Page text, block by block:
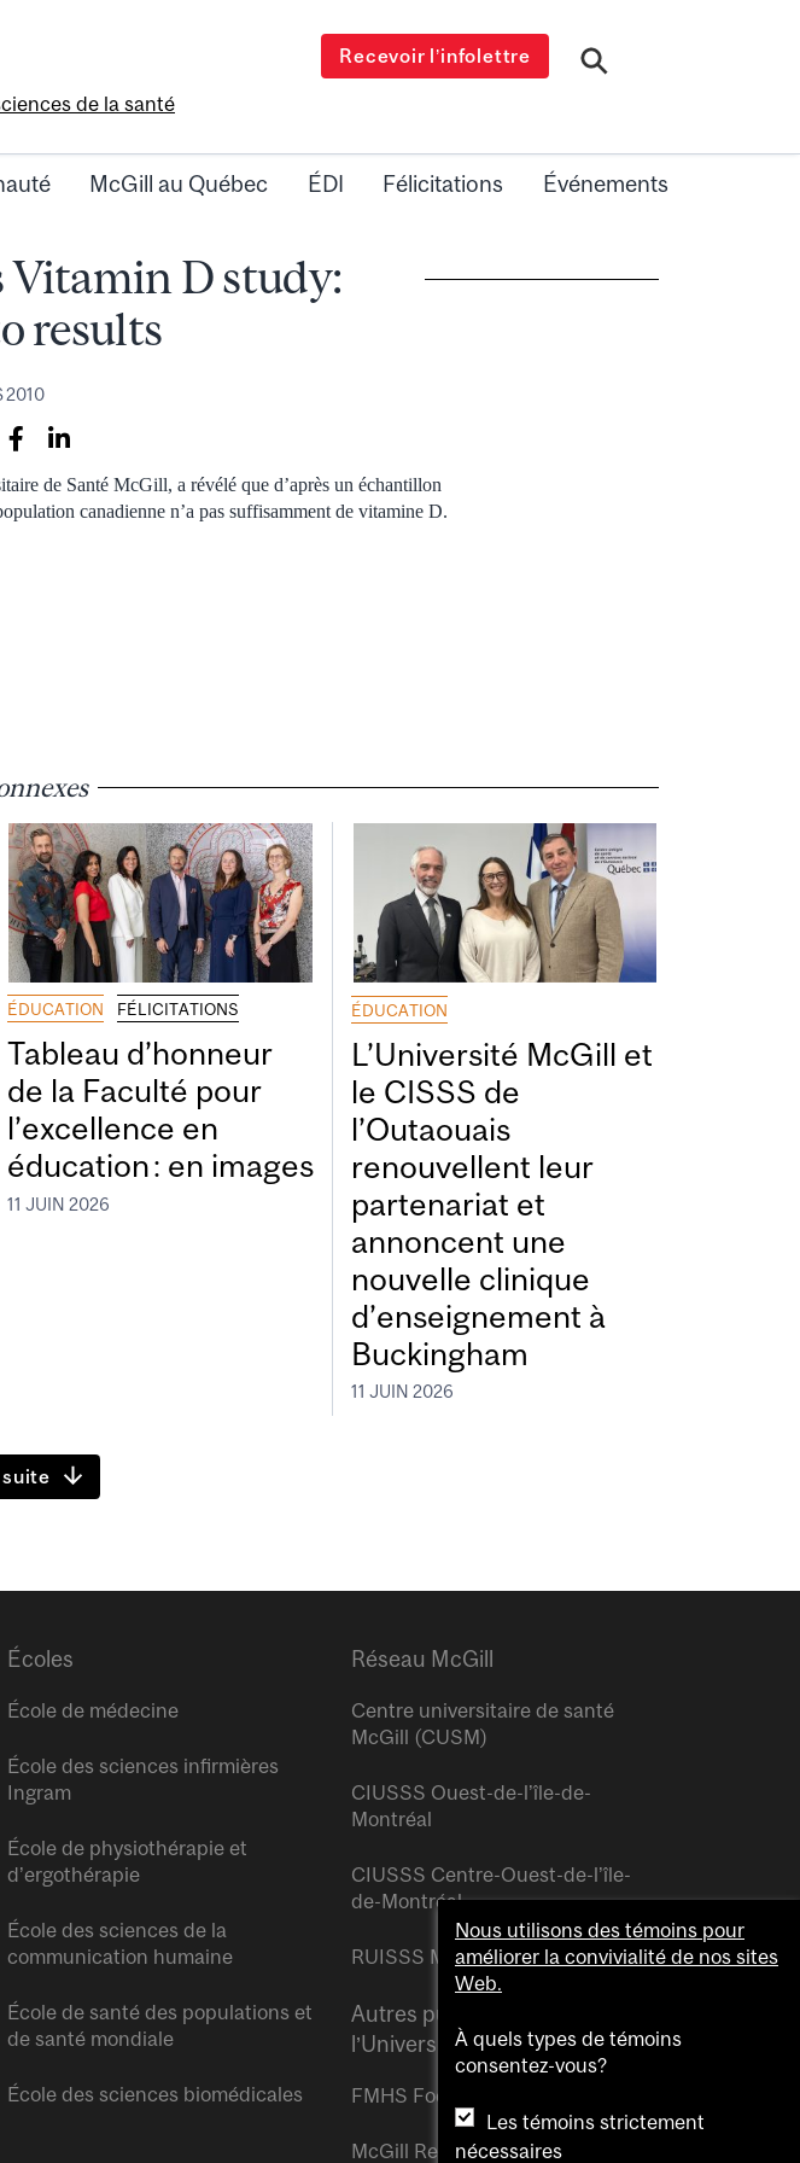
de la santé
Recevoir l’infolettre
McGill au Québec ÉDI Félicitations Événements
Vitamin D study:
results
2010
de Santé McGill, a révélé que d’après un échantillon
canadienne n’a pas suffisamment de vitamine D.
ÉDUCATION FÉLICITATIONS
Tableau d’honneur
de la Faculté pour
l’excellence en
éducation : en images
11 JUIN 2026
ÉDUCATION
L’Université McGill et
le CISSS de
l’Outaouais
renouvellent leur
partenariat et
annoncent une
nouvelle clinique
d’enseignement à
Buckingham
11 JUIN 2026
Écoles
École de médecine
École des sciences infirmières
Ingram
École de physiothérapie et
d’ergothérapie
École des sciences de la
communication humaine
École de santé des populations et
de santé mondiale
École des sciences biomédicales
Réseau McGill
Centre universitaire de santé
McGill (CUSM)
CIUSSS Ouest-de-l’île-de-
Montréal
CIUSSS Centre-Ouest-de-l’île-
de-Montréal
RUISSS McGill
Autres publications de
l’Université McGill
FMHS Focus
McGill Reporter
Nous utilisons des témoins pour
améliorer la convivialité de nos sites
Web.
À quels types de témoins
consentez-vous?
Les témoins strictement
nécessaires